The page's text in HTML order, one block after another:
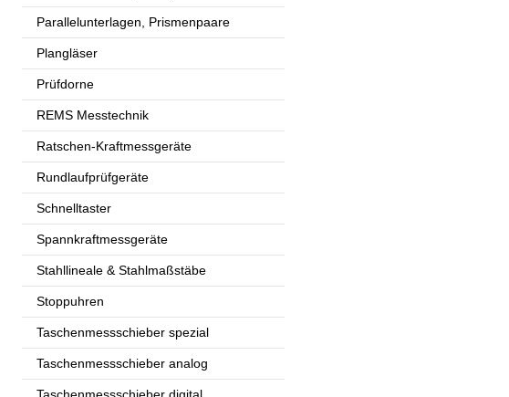
Parallelunterlagen, Prismenpaare
Plangläser
Prüfdorne
REMS Messtechnik
Ratschen-Kraftmessgeräte
Rundlaufprüfgeräte
Schnelltaster
Spannkraftmessgeräte
Stahllineale & Stahlmaßstäbe
Stoppuhren
Taschenmessschieber spezial
Taschenmessschieber analog
Taschenmessschieber digital